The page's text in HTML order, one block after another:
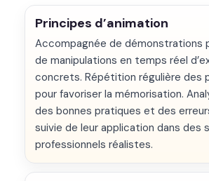
Principes d’animation
Accompagnée de démonstrations
de manipulations en temps réel
concrets. Répétition régulière des
pour favoriser la mémorisation.
des bonnes pratiques et des
suivie de leur application dans des
professionnels réalistes.